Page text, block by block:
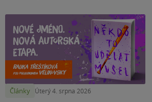
Články Úterý 4. srpna 2026